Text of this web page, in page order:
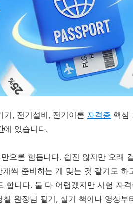
, 전기설비, 전기이론 자격증 핵심
에 있습니다.
으론 힘듭니다. 쉽진 않지만 오래
씩 준비하는 게 맞는 것 같기도 하
합니다. 둘 다 어렵겠지만 시험 자
원장님 필기, 실기 책이나 영상부